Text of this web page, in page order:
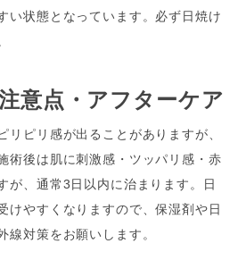
い状態となっています。必ず日焼け
意点・アフターケア
リピリ感が出ることがありますが、
術後は肌に刺激感・ツッパリ感・赤
が、通常3日以内に治まります。日
けやすくなりますので、保湿剤や日
線対策をお願いします。